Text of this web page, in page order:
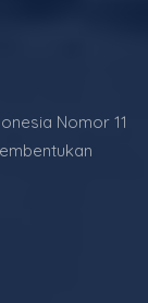
Nomor 11